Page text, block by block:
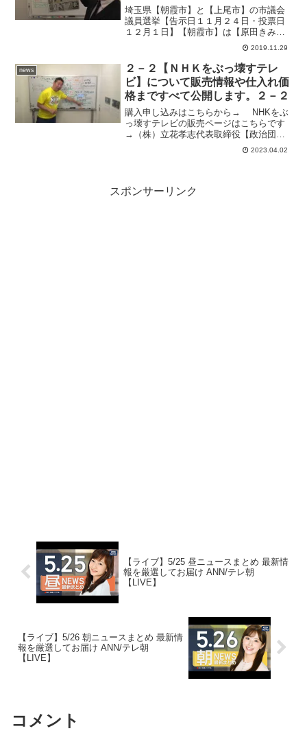
てくれないかな（笑）立候補した
場合の当選確率は８０％
埼玉県【朝霞市】と【上尾市】の市議会
議員選挙【告示日１１月２４日・投票日
１２月１日】【朝霞市】は【原田きみな
り】【上尾市】は【佐藤えりぃ】元国会
議員で政党党首YouTuberなまえ 立花孝
志おとし 【５２才】血液型 えーー
ー 性別 漢 生...
2019.11.29
news
２－２【ＮＨＫをぶっ壊すテレ
ビ】について販売情報や仕入れ価
格まですべて公開します。２－２
購入申し込みはこちらから→ NHKをぶ
っ壊すテレビの販売ページはこちらです
→（株）立花孝志代表取締役【政治団
体】ＮＨＫ党【党首】立花孝志の公式
YouTubeチャンネルです。立花孝志の携
2023.04.02
スポンサーリンク
【ライブ】5/25 昼ニュースまとめ 最新情
報を厳選してお届け ANN/テレ朝
【LIVE】
【ライブ】5/26 朝ニュースまとめ 最新情
報を厳選してお届け ANN/テレ朝
【LIVE】
コメント